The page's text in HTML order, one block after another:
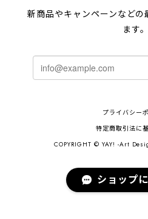
新商品やキャンペーンなど
ます。
プライバシー
特定商取引法に
COPYRIGHT © YAY! -Art
ショップ